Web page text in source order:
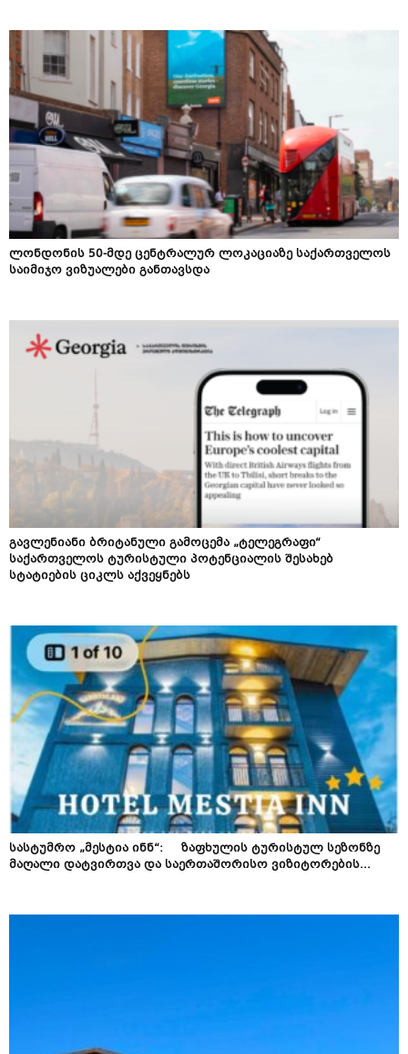
ლონდონის 50-მდე ცენტრალურ ლოკაციაზე საქართველოს
საიმიჯო ვიზუალები განთავსდა
გავლენიანი ბრიტანული გამოცემა „ტელეგრაფი“
საქართველოს ტურისტული პოტენციალის შესახებ
სტატიების ციკლს აქვეყნებს
სასტუმრო „მესტია ინნ“: ზაფხულის ტურისტულ სეზონზე
მაღალი დატვირთვა და საერთაშორისო ვიზიტორების...